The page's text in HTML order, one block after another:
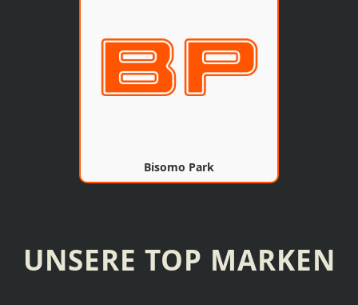
Bisomo Park
UNSERE TOP MARKEN